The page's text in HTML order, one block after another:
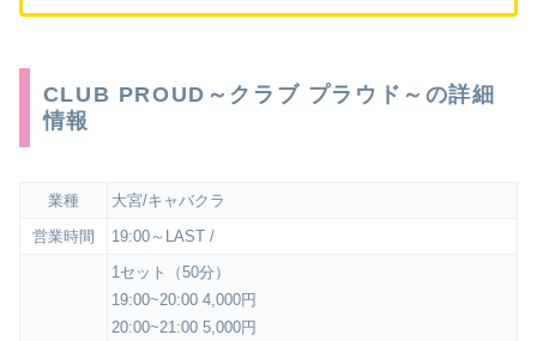
CLUB PROUD～クラブ プラウド～の詳細
情報
業種
大宮/キャバクラ
営業時間
19:00～LAST /
1セット（50分）
19:00~20:00 4,000円
20:00~21:00 5,000円